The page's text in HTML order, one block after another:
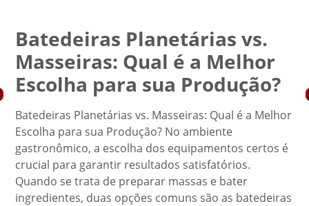
Batedeiras Planetárias vs.
Masseiras: Qual é a Melhor
Escolha para sua Produção?
Batedeiras Planetárias vs. Masseiras: Qual é a Melhor
Escolha para sua Produção? No ambiente
gastronômico, a escolha dos equipamentos certos é
crucial para garantir resultados satisfatórios.
Quando se trata de preparar massas e bater
ingredientes, duas opções comuns são as batedeiras